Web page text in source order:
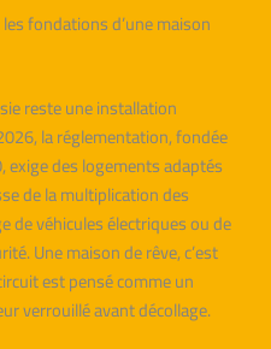
fondations d’une maison
reste une installation
la réglementation, fondée
exige des logements adaptés
de la multiplication des
de véhicules électriques ou de
Une maison de rêve, c’est
est pensé comme un
verrouillé avant décollage.